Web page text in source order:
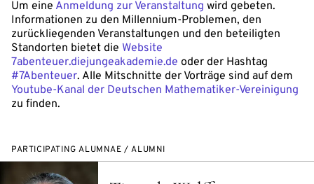
Um eine Anmeldung zur Veranstaltung wird gebeten.
Informationen zu den Millennium-Problemen, den
zurückliegenden Veranstaltungen und den beteiligten
Standorten bietet die Website
7abenteuer.diejungeakademie.de oder der Hashtag
#7Abenteuer. Alle Mitschnitte der Vorträge sind auf dem
Youtube-Kanal der Deutschen Mathematiker-Vereinigung
zu finden.
PARTICIPATING ALUMNAE / ALUMNI